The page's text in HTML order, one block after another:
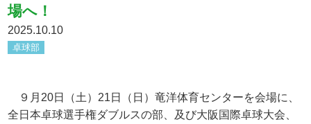
場へ！
2025.10.10
卓球部
９月 20日（土） 21 日（日）竜洋体育センターを会場に、
全日本卓球選手権ダブルスの部、及び大阪国際卓球大会、